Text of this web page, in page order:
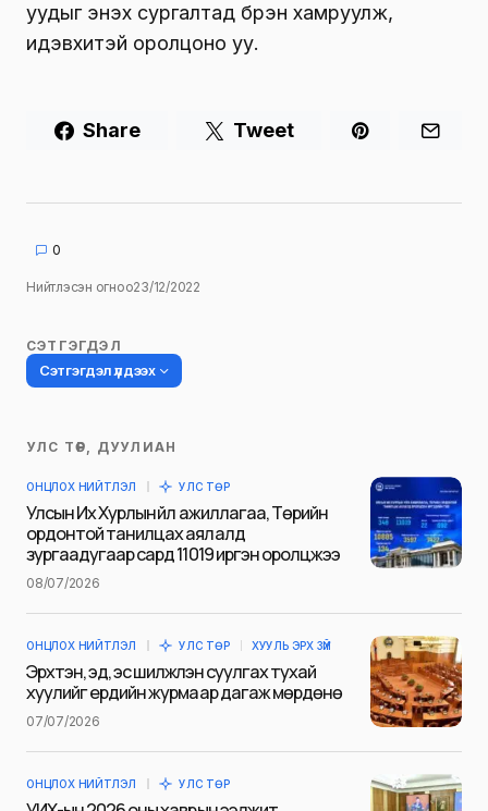
уудыг энэхүү сургалтад бүрэн хамруулж,
идэвхитэй оролцоно уу.
Share Tweet
0
Нийтлэсэн огноо23/12/2022
СЭТГЭГДЭЛ
Сэтгэгдэл үлдээх
Таны имэйл хаягийг нийтлэхгүй.
тэмдэглэсэн
Сэтгэгдэл*
Name
УЛС ТӨР, ДУУЛИАН
ОНЦЛОХ НИЙТЛЭЛ УЛС ТӨР
Улсын Их Хурлын үйл ажиллагаа, Төрийн
ордонтой танилцах аялалд
зургаадугаар сард 11019 иргэн оролцжээ
08/07/2026
ОНЦЛОХ НИЙТЛЭЛ УЛС ТӨР ХУУЛЬ ЭРХ ЗҮЙ
Эрхтэн, эд, эс шилжүүлэн суулгах тухай
хуулийг ердийн журмаар дагаж мөрдөнө
07/07/2026
ОНЦЛОХ НИЙТЛЭЛ УЛС ТӨР